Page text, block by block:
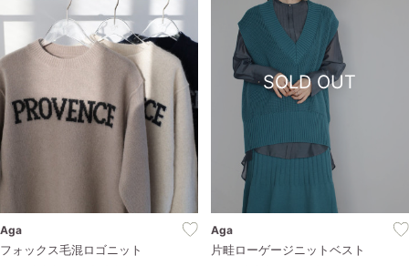
Aga
フォックス毛混ロゴニット
SOLD OUT
Aga
片畦ローゲージニットベスト